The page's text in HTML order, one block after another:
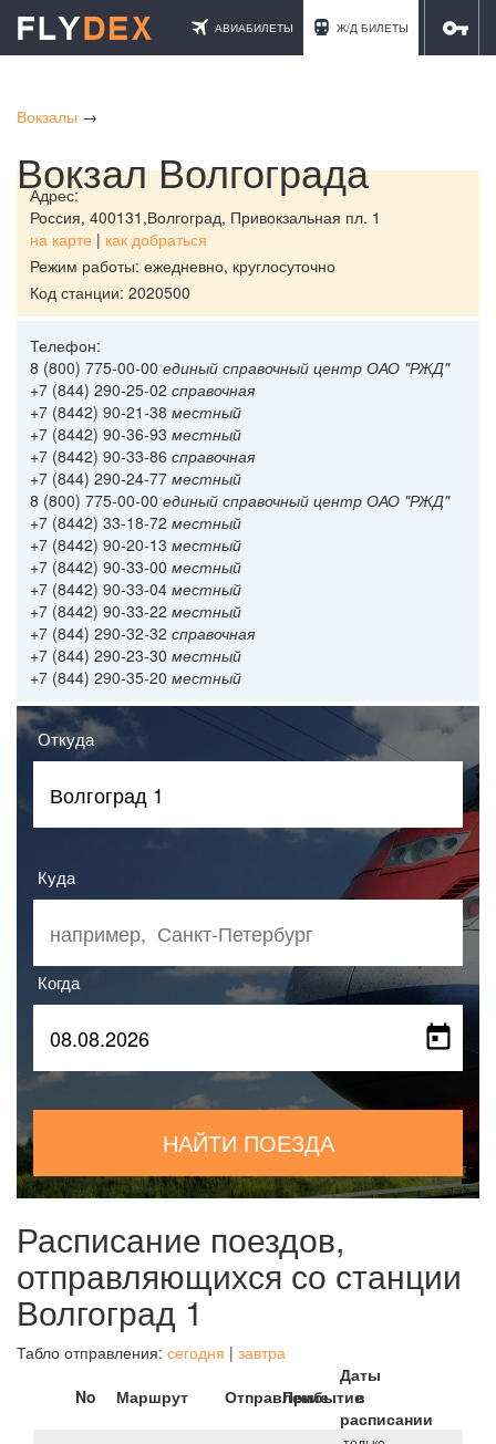
АВИАБИЛЕТЫ Ж/Д БИЛЕТЫ ОТЕЛИ
Вокзалы →
Вокзал Волгограда
Адрес:
Россия, 400131,Волгоград, Привокзальная пл. 1
на карте | как добраться
Режим работы: ежедневно, круглосуточно
Код станции: 2020500
Телефон:
8 (800) 775-00-00 единый справочный центр ОАО "РЖД"
+7 (844) 290-25-02 справочная
+7 (8442) 90-21-38 местный
+7 (8442) 90-36-93 местный
+7 (8442) 90-33-86 справочная
+7 (844) 290-24-77 местный
8 (800) 775-00-00 единый справочный центр ОАО "РЖД"
+7 (8442) 33-18-72 местный
+7 (8442) 90-20-13 местный
+7 (8442) 90-33-00 местный
+7 (8442) 90-33-04 местный
+7 (8442) 90-33-22 местный
+7 (844) 290-32-32 справочная
+7 (844) 290-23-30 местный
+7 (844) 290-35-20 местный
Откуда
Куда
Когда
НАЙТИ ПОЕЗДА
Расписание поездов,
отправляющихся со станции
Волгоград 1
Табло отправления: сегодня | завтра
No
Маршрут Отправление
Прибытие
Даты
в
расписании